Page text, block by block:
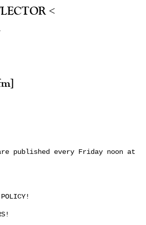
<
published every Friday noon at
POLICY!